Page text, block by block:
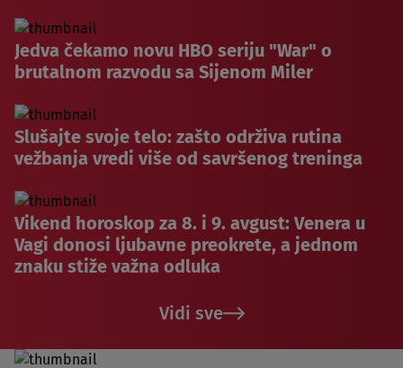
Jedva čekamo novu HBO seriju "War" o
brutalnom razvodu sa Sijenom Miler
Slušajte svoje telo: zašto održiva rutina
vežbanja vredi više od savršenog treninga
Vikend horoskop za 8. i 9. avgust: Venera u
Vagi donosi ljubavne preokrete, a jednom
znaku stiže važna odluka
Vidi sve